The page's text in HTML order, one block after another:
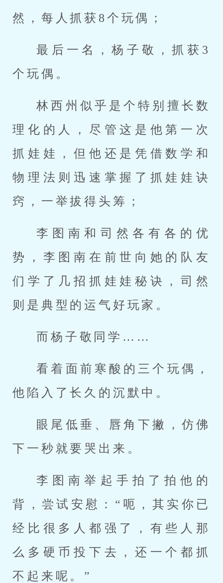
然，每人抓获8个玩偶；
最后一名，杨子敬，抓获3
个玩偶。
林西州似乎是个特别擅长数
理化的人，尽管这是他第一次
抓娃娃，但他还是凭借数学和
物理法则迅速掌握了抓娃娃诀
窍，一举拔得头筹；
李图南和司然各有各的优
势，李图南在前世向她的队友
们学了几招抓娃娃秘诀，司然
则是典型的运气好玩家。
而杨子敬同学……
看着面前寒酸的三个玩偶，
他陷入了长久的沉默中。
眼尾低垂、唇角下撇，仿佛
下一秒就要哭出来。
李图南举起手拍了拍他的
背，尝试安慰：“呃，其实你已
经比很多人都强了，有些人那
么多硬币投下去，还一个都抓
不起来呢。”